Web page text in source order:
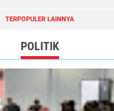
TERPOPULER LAINNYA
POLITIK